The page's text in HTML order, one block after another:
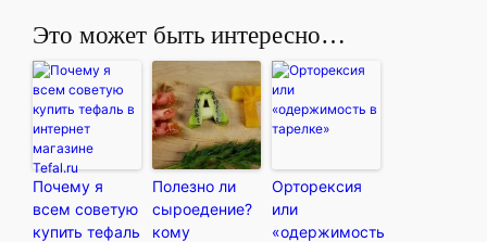
Это может быть интересно…
Почему я
всем советую
купить тефаль
Полезно ли
сыроедение?
кому
Орторексия
или
«одержимость